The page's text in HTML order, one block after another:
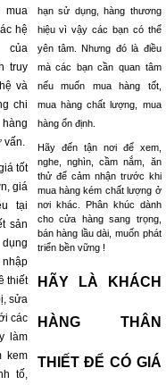
mua
hệ
của
truy
và
chi
vấn.
tốt
giá
tại
sản
thiết
sửa
các
làm
kem
tố,
hạn sử dụng, hàng thương
hiệu vì vậy các bạn có thể
yên tâm. Nhưng đó là điều
mà các bạn cần quan tâm
nếu muốn mua hàng tốt,
mua hàng chất lượng, mua
hàng ổn định.
Hãy đến tận nơi để xem,
nghe, nghìn, cầm nắm, ăn
thử để cảm nhận trước khi
mua hàng kém chất lượng ở
nơi khác. Phân khúc dành
cho cửa hàng sang trọng,
bán hàng lầu dài, muốn phát
triển bền vững !
HÃY LÀ KHÁCH
HÀNG THÂN
THIẾT ĐỂ CÓ GIÁ